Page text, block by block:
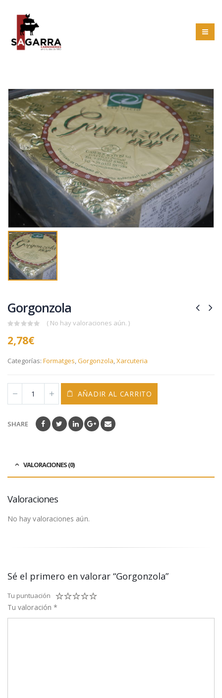
Gorgonzola
out
of
( No hay valoraciones aún. )
2,78€
Categorías: Formatges,Gorgonzola,Xarcuteria
AÑADIR AL CARRITO
SHARE
VALORACIONES (0)
Valoraciones
No hay valoraciones aún.
Sé el primero en valorar “Gorgonzola”
Tu puntuación
Tu valoración *